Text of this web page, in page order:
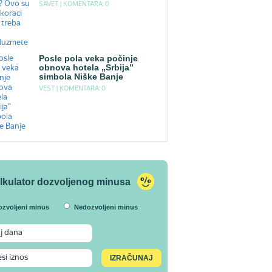
SAVET | KOMENTARA: 0
Posle pola veka počinje
obnova hotela „Srbija”
simbola Niške Banje
VEST | KOMENTARA: 0
dozvoljenog minusa
minus Nedozvoljeni minus